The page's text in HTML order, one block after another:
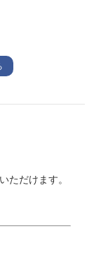
ただけます。